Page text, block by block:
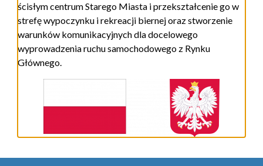
ścisłym centrum Starego Miasta i przekształcenie go w
strefę wypoczynku i rekreacji biernej oraz stworzenie
warunków komunikacyjnych dla docelowego
wyprowadzenia ruchu samochodowego z Rynku
Głównego.